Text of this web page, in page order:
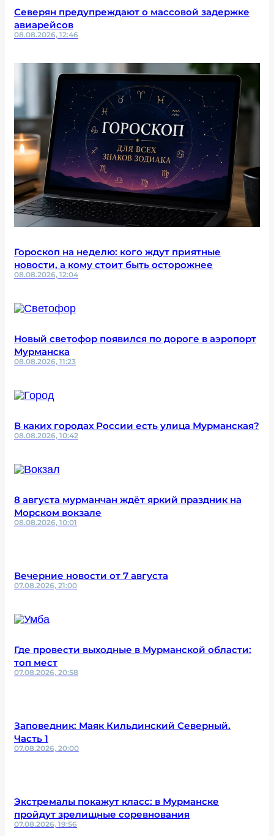
Северян предупреждают о массовой задержке
авиарейсов
08.08.2026, 12:46
Гороскоп на неделю: кого ждут приятные
новости, а кому стоит быть осторожнее
08.08.2026, 12:04
Новый светофор появился по дороге в аэропорт
Мурманска
08.08.2026, 11:23
В каких городах России есть улица Мурманская?
08.08.2026, 10:42
8 августа мурманчан ждёт яркий праздник на
Морском вокзале
08.08.2026, 10:01
Вечерние новости от 7 августа
07.08.2026, 21:00
Где провести выходные в Мурманской области:
топ мест
07.08.2026, 20:58
Заповедник: Маяк Кильдинский Северный.
Часть 1
07.08.2026, 20:00
Экстремалы покажут класс: в Мурманске
пройдут зрелищные соревнования
07.08.2026, 19:56